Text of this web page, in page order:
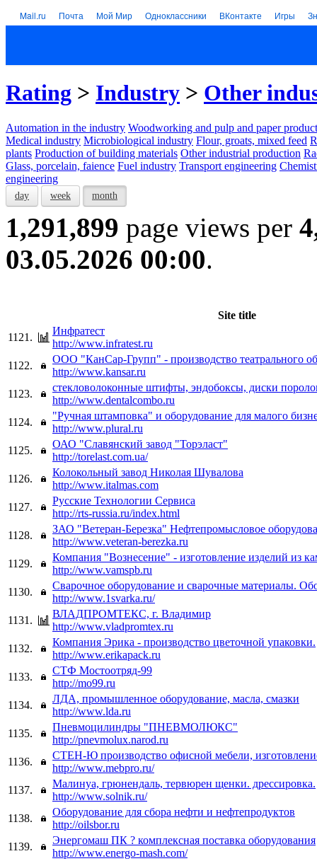
Mail.ru Почта Мой Мир Одноклассники ВКонтакте Игры
Rating > Industry > Other
Automation in the industry Woodworking and pulp and paper
Medical industry Microbiological industry Flour, groats, mixed feed
plants Production of building materials Other industrial production
Glass, porcelain, faience Fuel industry Transport engineering
engineering
day week month
1,291,899 page views per
03.05.2026 00:00.
Site title
1121.
Инфратест
http://www.infratest.ru
1122.
ООО "КанСар-Групп" - производство театрального
http://www.kansar.ru
1123.
стекловолоконные штифты, эндобоксы, диски
http://www.dentalcombo.ru
1124.
"Ручная штамповка" и оборудование для малого
http://www.plural.ru
1125.
ОАО "Славянский завод "Торэласт"
http://torelast.com.ua/
1126.
Колокольный завод Николая Шувалова
http://www.italmas.com
1127.
Русские Технологии Сервиса
http://rts-russia.ru/index.html
1128.
ЗАО "Ветеран-Березка" Нефтепромысловое
http://www.veteran-berezka.ru
1129.
Компания "Вознесение" - изготовление изделий из
http://www.vamspb.ru
1130.
Сварочное оборудование и сварочные материалы.
http://www.1svarka.ru/
1131.
ВЛАДПРОМТЕКС, г. Владимир
http://www.vladpromtex.ru
1132.
Компания Эрика - производство цветочной упаковки.
http://www.erikapack.ru
1133.
СТФ Мостоотряд-99
http://mo99.ru
1134.
ЛДА, промышленное оборудование, масла, смазки
http://www.lda.ru
1135.
Пневмоцилиндры "ПНЕВМОЛЮКС"
http://pnevmolux.narod.ru
1136.
СТЕН-Ю производство офисной мебели,
http://www.mebpro.ru/
1137.
Малинуа, грюнендаль, тервюрен щенки. дрессировка.
http://www.solnik.ru/
1138.
Оборудование для сбора нефти и нефтепродуктов
http://oilsbor.ru
1139.
Энергомаш ПК ? комплексная поставка оборудования
http://www.energo-mash.com/